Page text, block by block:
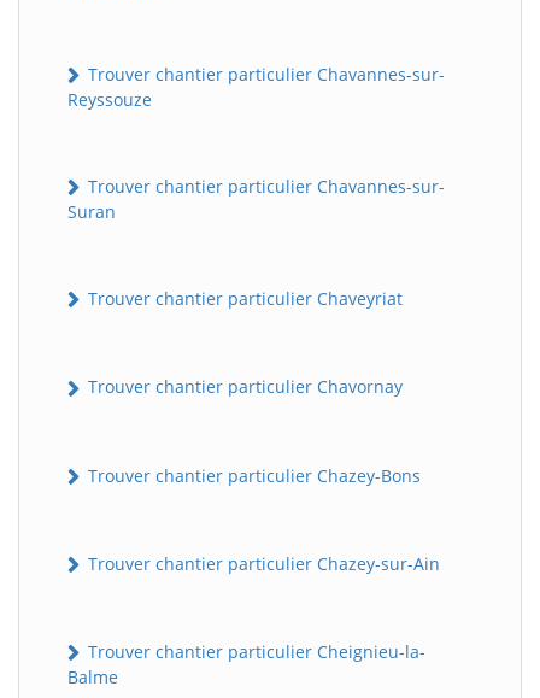
Trouver chantier particulier Chavannes-sur-
Reyssouze
Trouver chantier particulier Chavannes-sur-
Suran
Trouver chantier particulier Chaveyriat
Trouver chantier particulier Chavornay
Trouver chantier particulier Chazey-Bons
Trouver chantier particulier Chazey-sur-Ain
Trouver chantier particulier Cheignieu-la-
Balme
Assistant en ligne